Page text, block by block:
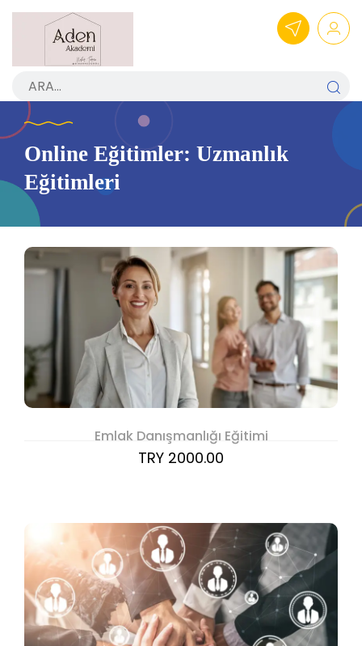
Online Eğitimler: Uzmanlık
Eğitimleri
Emlak Danışmanlığı Eğitimi
TRY 2000.00